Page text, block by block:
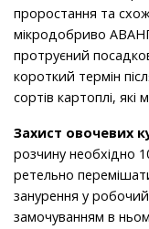
проростання та
мікродобриво
протруєний
короткий термін
сортів картоплі, які
Захист овочевих
розчину необхідно
ретельно
занурення у
замочуванням в